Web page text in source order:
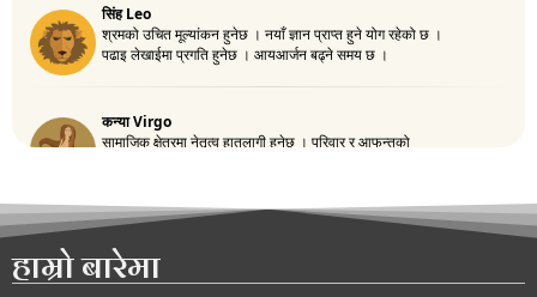
हाम्रो बारेमा